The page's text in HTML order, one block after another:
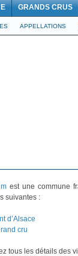
GRANDS CRUS
APPELLATIONS
est une commune
suivantes :
d’Alsace
cru
tous les détails des